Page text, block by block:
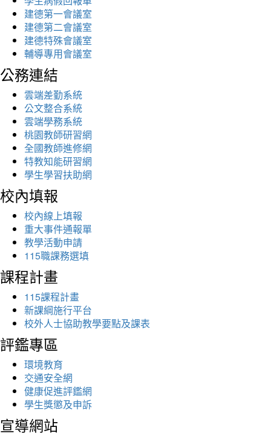
建德第一會議室
建德第二會議室
建德特殊會議室
輔導專用會議室
公務連結
雲端差勤系統
公文整合系統
雲端學務系統
桃園教師研習網
全國教師進修網
特教知能研習網
學生學習扶助網
校內填報
校內線上填報
重大事件通報單
教學活動申請
115職課務選填
課程計畫
115課程計畫
新課綱施行平台
校外人士協助教學要點及課表
評鑑專區
環境教育
交通安全網
健康促進評鑑網
學生獎懲及申訴
宣導網站